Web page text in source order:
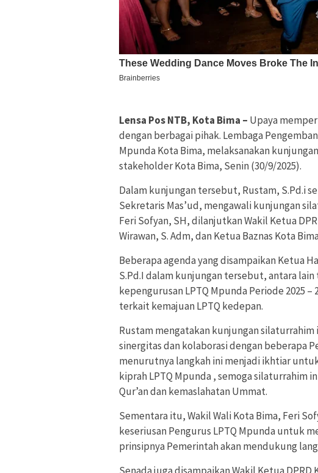
Lensa Pos NTB, Kota Bima – Upaya
dengan berbagai pihak. Lembaga
Mpunda Kota Bima, melaksanakan
stakeholder Kota Bima, Senin (30/9/2025).
Dalam kunjungan tersebut, Rustam, S.Pd.i
Sekretaris Mas’ud, mengawali kunjungan
Feri Sofyan, SH, dilanjutkan Wakil Ketua
Wirawan, S. Adm, dan Ketua Baznas Kota
Beberapa agenda yang disampaikan Ketua
S.Pd.I dalam kunjungan tersebut, antara
kepengurusan LPTQ Mpunda Periode 2025
terkait kemajuan LPTQ kedepan.
Rustam mengatakan kunjungan
sinergitas dan kolaborasi dengan beberapa
menurutnya langkah ini menjadi ikhtiar
kiprah LPTQ Mpunda , semoga silaturrahim
Qur’an dan kemaslahatan Ummat.
Sementara itu, Wakil Wali Kota Bima, Feri
keseriusan Pengurus LPTQ Mpunda untuk
prinsipnya Pemerintah akan mendukung